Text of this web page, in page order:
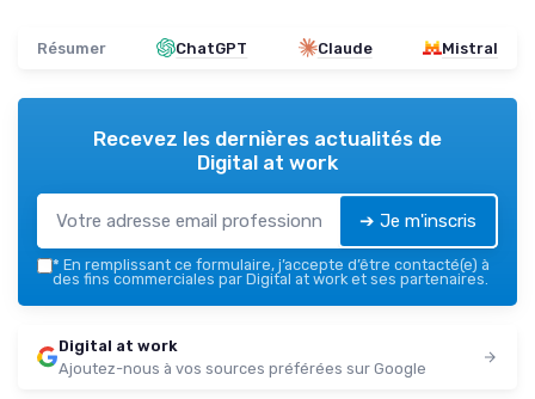
Résumer ChatGPT Claude Mistral
Recevez les dernières actualités de
Digital at work
➔ Je m'inscris
* En remplissant ce formulaire, j’accepte d’être contacté(e) à
des fins commerciales par Digital at work et ses partenaires.
Digital at work
Ajoutez-nous à vos sources préférées sur Google